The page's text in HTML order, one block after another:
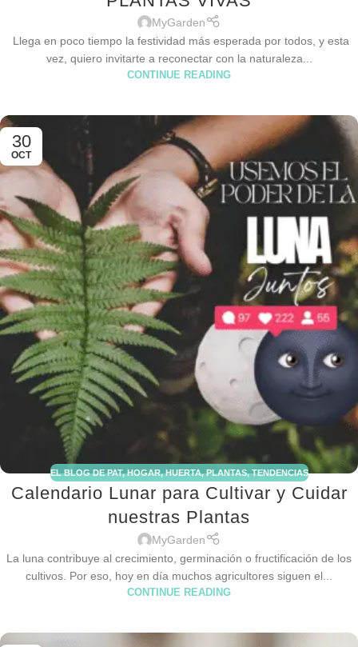
MyGarden
Llega en poco tiempo la festividad más esperada por todos, y esta
vez, quiero invitarte a reconectar con la naturaleza...
CONTINUE READING
30
OCT
EL BLOG DE PAT,HOGAR,HUERTA,PLANTAS,TENDENCIAS
Calendario Lunar para Cultivar y Cuidar
nuestras Plantas
MyGarden
La luna contribuye al crecimiento, germinación o fructificación de los
cultivos. Por eso, hoy en día muchos agricultores siguen el...
CONTINUE READING